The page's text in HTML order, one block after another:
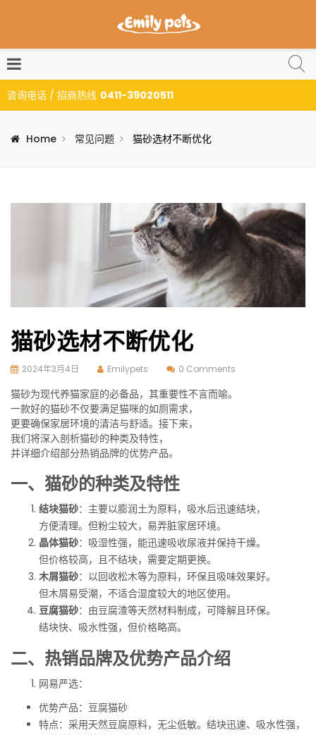
咨询电话 / 招商热线 0411-39020511
Home 常见问题 猫砂选材不断优化
猫砂选材不断优化
2024年3月4日 Emilypets 0 Comments
猫砂为现代养猫家庭的必备品，其重要性不言而喻。
一款好的猫砂不仅要满足猫咪的如厕需求，
更要确保家居环境的清洁与舒适。接下来，
我们将深入剖析猫砂的种类及特性，
并详细介绍部分热销品牌的优势产品。
一、猫砂的种类及特性
结块猫砂：主要以膨润土为原料，吸水后迅速结块，
方便清理。但粉尘较大，易弄脏家居环境。
晶体猫砂：吸湿性强，能迅速吸收尿液并保持干燥。
但价格较高，且不结块，需要定期更换。
木屑猫砂：以回收松木等为原料，环保且吸味效果好。
但木屑易受潮，不适合湿度较大的地区使用。
豆腐猫砂：由豆腐渣等天然材料制成，可降解且环保。
结块快、吸水性强，但价格略高。
二、热销品牌及优势产品介绍
网易严选：
优势产品：豆腐猫砂
特点：采用天然豆腐原料，无尘低敏。结块迅速、吸水性强，